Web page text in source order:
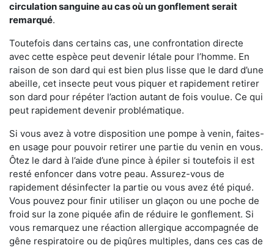
circulation sanguine au cas où un gonflement serait
remarqué.
Toutefois dans certains cas, une confrontation directe
avec cette espèce peut devenir létale pour l’homme. En
raison de son dard qui est bien plus lisse que le dard d’une
abeille, cet insecte peut vous piquer et rapidement retirer
son dard pour répéter l’action autant de fois voulue. Ce qui
peut rapidement devenir problématique.
Si vous avez à votre disposition une pompe à venin, faites-
en usage pour pouvoir retirer une partie du venin en vous.
Ôtez le dard à l’aide d’une pince à épiler si toutefois il est
resté enfoncer dans votre peau. Assurez-vous de
rapidement désinfecter la partie ou vous avez été piqué.
Vous pouvez pour finir utiliser un glaçon ou une poche de
froid sur la zone piquée afin de réduire le gonflement. Si
vous remarquez une réaction allergique accompagnée de
gêne respiratoire ou de piqûres multiples, dans ces cas de